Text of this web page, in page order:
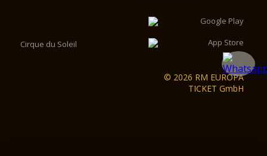
Cirque du Soleil
© 2026 RM EUROPA
TICKET GmbH